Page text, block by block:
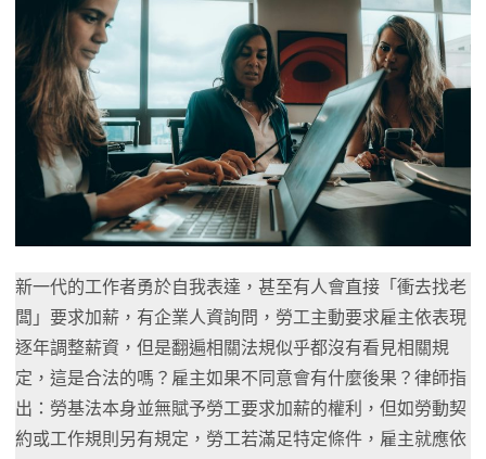
新一代的工作者勇於自我表達，甚至有人會直接「衝去找老
闆」要求加薪，有企業人資詢問，勞工主動要求雇主依表現
逐年調整薪資，但是翻遍相關法規似乎都沒有看見相關規
定，這是合法的嗎？雇主如果不同意會有什麼後果？律師指
出：勞基法本身並無賦予勞工要求加薪的權利，但如勞動契
約或工作規則另有規定，勞工若滿足特定條件，雇主就應依